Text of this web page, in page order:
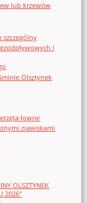
lub krzewów
i
Olsztynek
łowne
zjawiskami
OLSZTYNEK
2026”